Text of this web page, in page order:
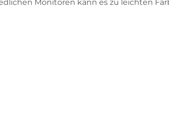
Monitoren kann es zu leichten